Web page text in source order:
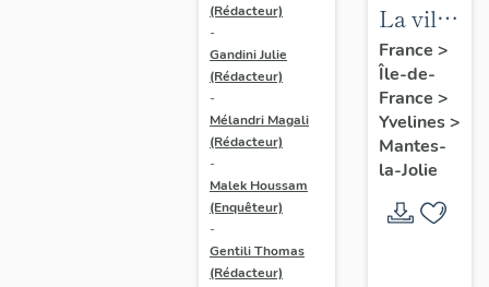
(Rédacteur)
-
Gandini Julie
(Rédacteur)
-
Mélandri Magali
(Rédacteur)
-
Malek Houssam
(Enquêteur)
-
Gentili Thomas
(Rédacteur)
La ville
de
Mantes-
la-Jolie
France >
Île-de-
France >
Yvelines>
Mantes-
la-Jolie